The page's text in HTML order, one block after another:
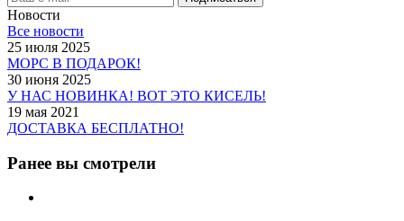
Новости
Все новости
25 июля 2025
МОРС В ПОДАРОК!
30 июня 2025
У НАС НОВИНКА! ВОТ ЭТО КИСЕЛЬ!
19 мая 2021
ДОСТАВКА БЕСПЛАТНО!
Ранее вы смотрели